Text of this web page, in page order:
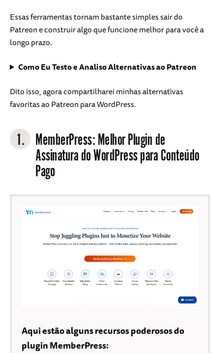
Essas ferramentas tornam bastante simples sair do
Patreon e construir algo que funcione melhor para você a
longo prazo.
Como Eu Testo e Analiso Alternativas ao Patreon
Dito isso, agora compartilharei minhas alternativas
favoritas ao Patreon para WordPress.
1. MemberPress: Melhor Plugin de
Assinatura do WordPress para Conteúdo
Pago
Aqui estão alguns recursos poderosos do
plugin MemberPress: